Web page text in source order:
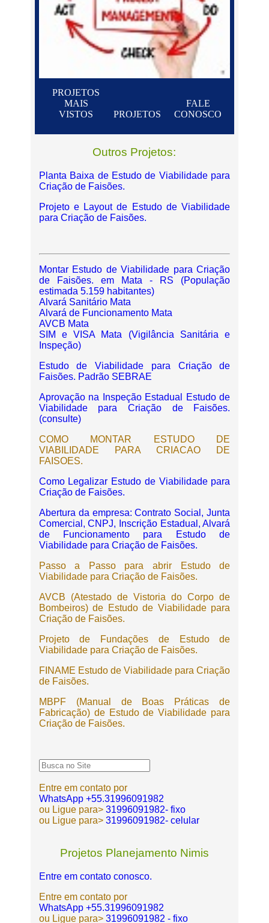
PROJETOS
MAIS
VISTOS
PROJETOS
FALE
CONOSCO
Outros Projetos:
Planta Baixa de Estudo de Viabilidade para
Criação de Faisões.
Projeto e Layout de Estudo de Viabilidade
para Criação de Faisões.
Montar Estudo de Viabilidade para Criação
de Faisões. em Mata - RS (População
estimada 5.159 habitantes)
Alvará Sanitário Mata
Alvará de Funcionamento Mata
AVCB Mata
SIM e VISA Mata (Vigilância Sanitária e
Inspeção)
Estudo de Viabilidade para Criação de
Faisões. Padrão SEBRAE
Aprovação na Inspeção Estadual Estudo de
Viabilidade para Criação de Faisões.
(consulte)
COMO MONTAR ESTUDO DE
VIABILIDADE PARA CRIACAO DE
FAISOES.
Como Legalizar Estudo de Viabilidade para
Criação de Faisões.
Abertura da empresa: Contrato Social, Junta
Comercial, CNPJ, Inscrição Estadual, Alvará
de Funcionamento para Estudo de
Viabilidade para Criação de Faisões.
Passo a Passo para abrir Estudo de
Viabilidade para Criação de Faisões.
AVCB (Atestado de Vistoria do Corpo de
Bombeiros) de Estudo de Viabilidade para
Criação de Faisões.
Projeto de Fundações de Estudo de
Viabilidade para Criação de Faisões.
FINAME Estudo de Viabilidade para Criação
de Faisões.
MBPF (Manual de Boas Práticas de
Fabricação) de Estudo de Viabilidade para
Criação de Faisões.
Entre em contato por
WhatsApp +55.31996091982
ou Ligue para> 31996091982- fixo
ou Ligue para>31996091982- celular
Projetos Planejamento Nimis
Entre em contato conosco.
Entre em contato por
WhatsApp +55.31996091982
ou Ligue para> 31996091982 - fixo